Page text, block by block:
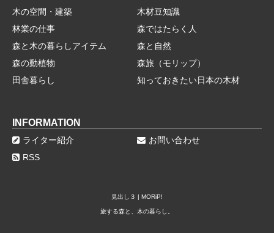
木の空間・建築
木材豆知識
林業の仕事
森ではたらく人
森と木の暮らしアイテム
森と自然
森の動植物
森旅（モリップ）
田舎暮らし
知っておきたい日本の木材
INFORMATION
ライター紹介
お問い合わせ
RSS
見出し３ | MORiP!
旅する森と、木の暮らし。